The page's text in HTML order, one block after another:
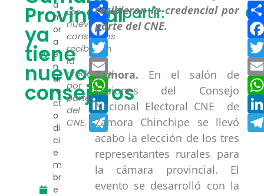
Provincial
ya
tiene
nuevos
consejeros
a
m
or
a
e
n
di
re
ct
o
di
ci
e
m
br
e
Los
nuevos
consejeros
recibieron
la
credencial
por
parte
del
CNE.
Compartir:
Compartir
Facebook
Twitter
Email
WhatsApp
LinkedIn
Telegram
Zamora. En el salón de
sesiones del Consejo
Nacional Electoral CNE de
Zamora Chinchipe se llevó
acabo la elección de los tres
representantes rurales para
la cámara provincial. El
evento se desarrolló con la